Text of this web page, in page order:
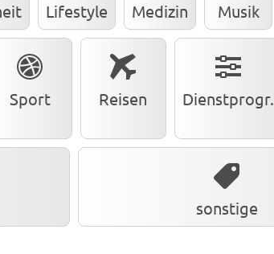
Lifestyle Medizin Musik
Sport Reisen Dienstprogr.
sonstige